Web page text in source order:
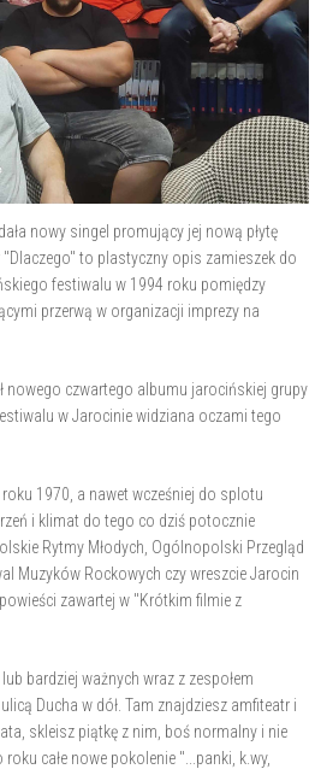
nowy singel promujący jej nową płytę
to plastyczny opis zamieszek do
festiwalu w 1994 roku pomiędzy
przerwą w organizacji imprezy na
nowego czwartego albumu jarocińskiej grupy
w Jarocinie widziana oczami tego
1970, a nawet wcześniej do splotu
i klimat do tego co dziś potocznie
Rytmy Młodych, Ogólnopolski Przegląd
Muzyków Rockowych czy wreszcie Jarocin
zawartej w "Krótkim filmie z
bardziej ważnych wraz z zespołem
Ducha w dół. Tam znajdziesz amfiteatr i
skleisz piątkę z nim, boś normalny i nie
całe nowe pokolenie "...panki, k.wy,